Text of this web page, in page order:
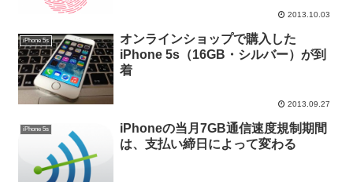
2013.10.03
iPhone 5s
オンラインショップで購入した
iPhone 5s（16GB・シルバー）が到
着
2013.09.27
iPhone 5s
iPhoneの当月7GB通信速度規制期間
は、支払い締日によって変わる